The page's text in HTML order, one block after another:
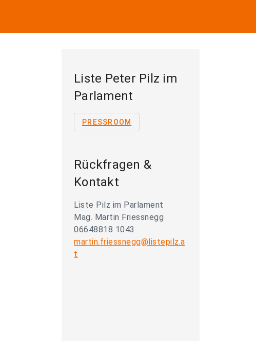
Liste Peter Pilz im
Parlament
PRESSROOM
Rückfragen &
Kontakt
Liste Pilz im Parlament
Mag. Martin Friessnegg
06648818 1043
martin.friessnegg@listepilz.a
t